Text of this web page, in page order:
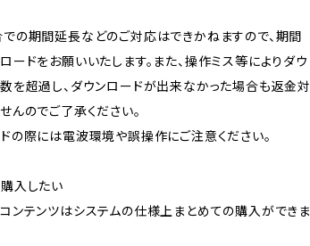
の期間延長などのご対応はできかねますので、期間
ードをお願いいたします。また、操作ミス等によりダウ
を超過し、ダウンロードが出来なかった場合も返金対
んのでご了承ください。
の際には電波環境や誤操作にご注意ください。
入したい
ンテンツはシステムの仕様上まとめての購入ができま